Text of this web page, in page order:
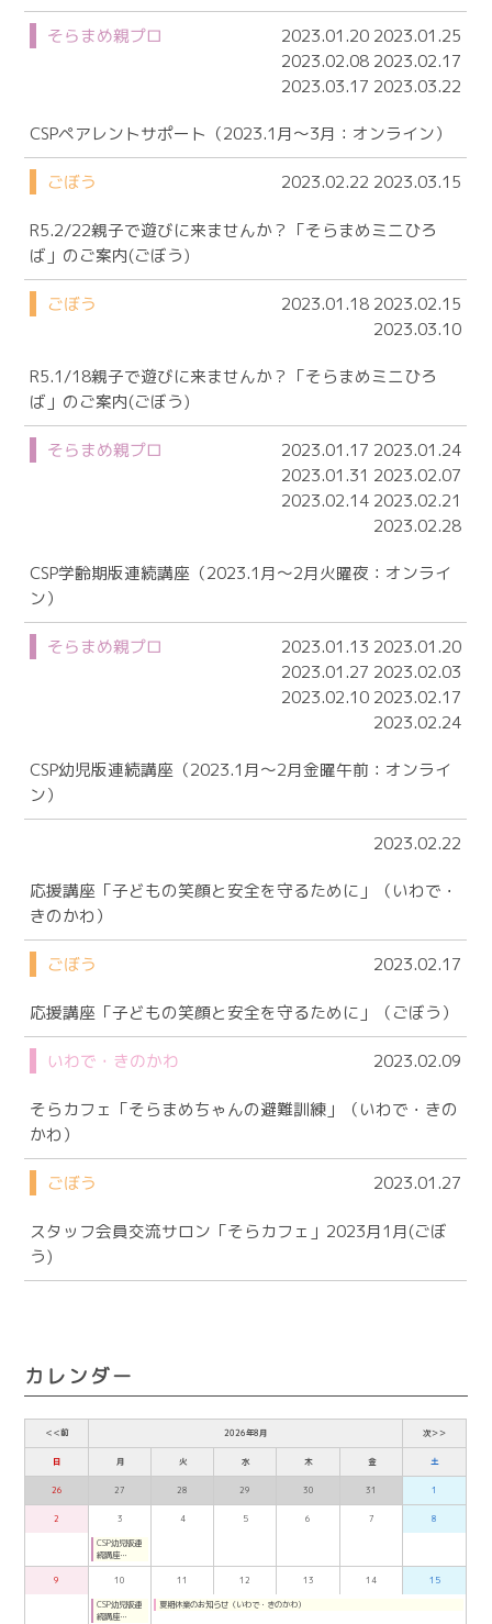
2023.01.20 2023.01.25
2023.02.08 2023.02.17
2023.03.17 2023.03.22
そらまめ親プロ
CSPペアレントサポート（2023.1月～3月：オンライン）
2023.02.22 2023.03.15
ごぼう
R5.2/22親子で遊びに来ませんか？「そらまめミニひろ
ば」のご案内(ごぼう)
2023.01.18 2023.02.15
2023.03.10
ごぼう
R5.1/18親子で遊びに来ませんか？「そらまめミニひろ
ば」のご案内(ごぼう)
2023.01.17 2023.01.24
2023.01.31 2023.02.07
2023.02.14 2023.02.21
2023.02.28
そらまめ親プロ
CSP学齢期版連続講座（2023.1月～2月火曜夜：オンライ
ン）
2023.01.13 2023.01.20
2023.01.27 2023.02.03
2023.02.10 2023.02.17
2023.02.24
そらまめ親プロ
CSP幼児版連続講座（2023.1月～2月金曜午前：オンライ
ン）
2023.02.22
応援講座「子どもの笑顔と安全を守るために」（いわで・
きのかわ）
2023.02.17
ごぼう
応援講座「子どもの笑顔と安全を守るために」（ごぼう）
2023.02.09
いわで・きのかわ
そらカフェ「そらまめちゃんの避難訓練」（いわで・きの
かわ）
2023.01.27
ごぼう
スタッフ会員交流サロン「そらカフェ」2023月1月(ごぼ
う)
カレンダー
＜＜前 2026年8月 次＞＞
日 月 火 水 木 金 土
26 27 28 29 30 31 1
2 3 4 5 6 7 8
CSP幼児版連
続講座
（2026年7月
～8月月曜夜：
9 10 11 12 13 14 15
CSP幼児版連
続講座
夏期休業のお知らせ（いわで・きのかわ）